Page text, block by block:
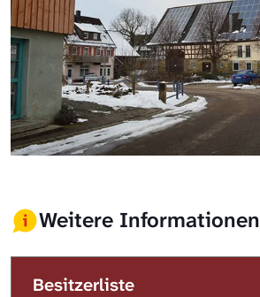
Weitere Informationen
Besitzerliste